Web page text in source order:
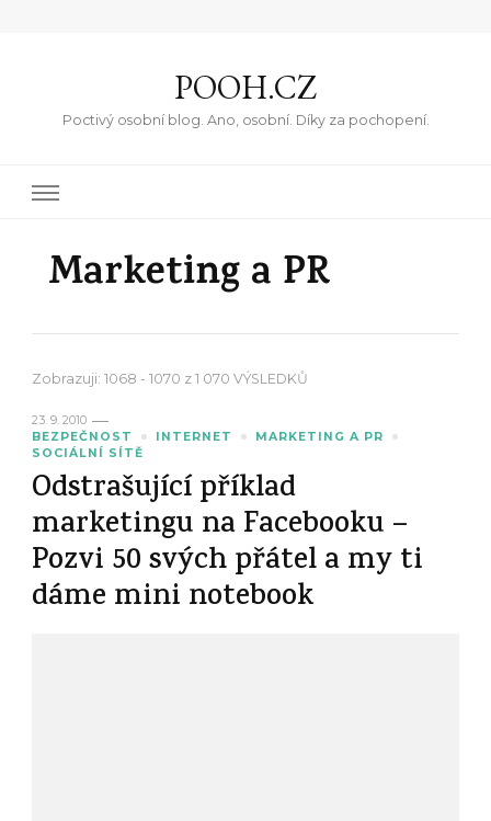
POOH.CZ
Poctivý osobní blog. Ano, osobní. Díky za pochopení.
Marketing a PR
Zobrazuji: 1068 - 1070 z 1 070 VÝSLEDKŮ
23. 9. 2010
BEZPEČNOST
INTERNET
MARKETING A PR
SOCIÁLNÍ SÍTĚ
Odstrašující příklad
marketingu na Facebooku –
Pozvi 50 svých přátel a my ti
dáme mini notebook